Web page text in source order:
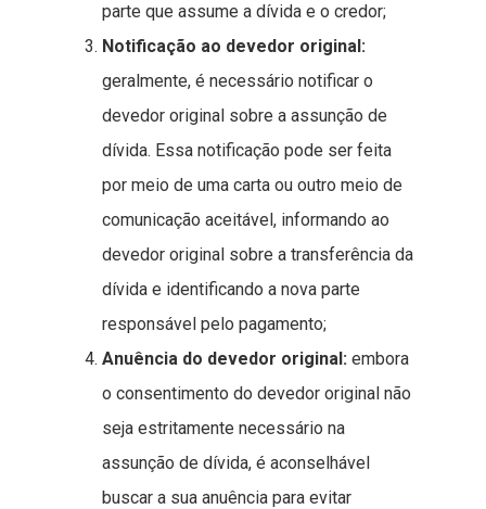
parte que assume a dívida e o credor;
Notificação ao devedor original:
geralmente, é necessário notificar o
devedor original sobre a assunção de
dívida. Essa notificação pode ser feita
por meio de uma carta ou outro meio de
comunicação aceitável, informando ao
devedor original sobre a transferência da
dívida e identificando a nova parte
responsável pelo pagamento;
Anuência do devedor original: embora
o consentimento do devedor original não
seja estritamente necessário na
assunção de dívida, é aconselhável
buscar a sua anuência para evitar